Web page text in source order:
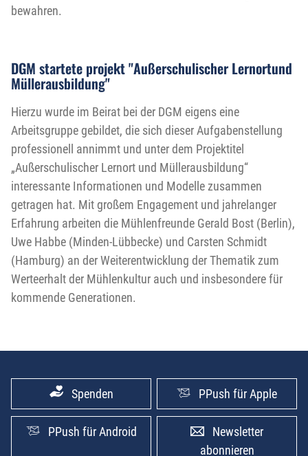
bewahren.
DGM startete projekt "Außerschulischer Lernortund
Müllerausbildung"
Hierzu wurde im Beirat bei der DGM eigens eine
Arbeitsgruppe gebildet, die sich dieser Aufgabenstellung
professionell annimmt und unter dem Projektitel
„Außerschulischer Lernort und Müllerausbildung“
interessante Informationen und Modelle zusammen
getragen hat. Mit großem Engagement und jahrelanger
Erfahrung arbeiten die Mühlenfreunde Gerald Bost (Berlin),
Uwe Habbe (Minden-Lübbecke) und Carsten Schmidt
(Hamburg) an der Weiterentwicklung der Thematik zum
Werteerhalt der Mühlenkultur auch und insbesondere für
kommende Generationen.
Spenden PPush für Apple
PPush für Android
Newsletter
abonnieren